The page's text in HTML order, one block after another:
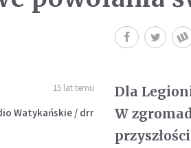
15 lat temu
Watykańskie / drr
Dla
W